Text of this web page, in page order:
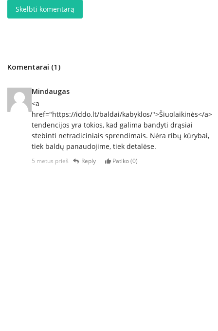
Skelbti komentarą
Komentarai (1)
Mindaugas
<a
href="https://iddo.lt/baldai/kabyklos/">Šiuolaikinės</a>
tendencijos yra tokios, kad galima bandyti drąsiai
stebinti netradiciniais sprendimais. Nėra ribų kūrybai,
tiek baldų panaudojime, tiek detalėse.
5 metus prieš Reply Patiko (0)